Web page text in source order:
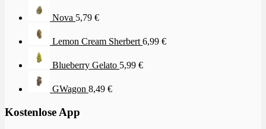
Nova 5,79 €
Lemon Cream Sherbert 6,99 €
Blueberry Gelato 5,99 €
GWagon 8,49 €
Kostenlose App